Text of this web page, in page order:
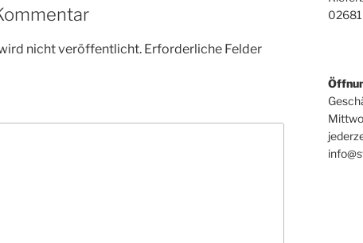
nicht veröffentlicht. Erforderliche Felder